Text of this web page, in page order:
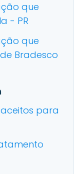
que
- PR
que
Bradesco
para